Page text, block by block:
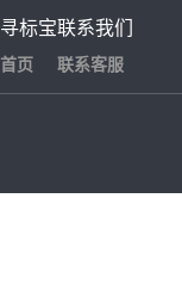
寻标宝
首页
联系我们
联系客服